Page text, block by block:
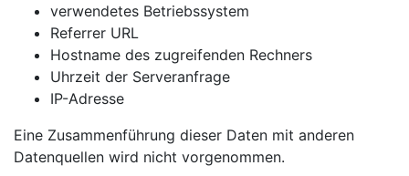
verwendetes Betriebssystem
Referrer URL
Hostname des zugreifenden Rechners
Uhrzeit der Serveranfrage
IP-Adresse
Eine Zusammenführung dieser Daten mit anderen
Datenquellen wird nicht vorgenommen.